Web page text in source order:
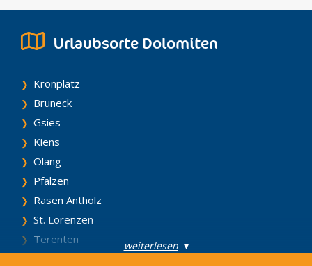
Urlaubsorte Dolomiten
Kronplatz
Bruneck
Gsies
Kiens
Olang
Pfalzen
Rasen Antholz
St. Lorenzen
Terenten
weiterlesen▾